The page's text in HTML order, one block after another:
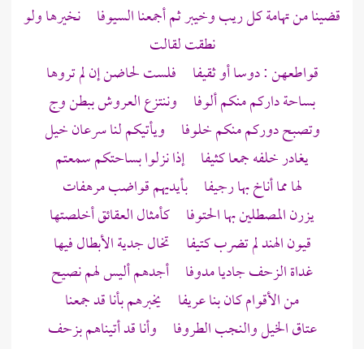
قضينا منتهامةكل ريبوخيبرثم أجمعنا السيوفا نخيرها ولو
نطقت لقالت
قواطعهن : دوسا أو ثقيفا فلست لحاضن إن لم تروها
بساحة داركم منكم ألوفا وننتزع العروش ببطنوج
وتصبح دوركم منكم خلوفا ويأتيكم لنا سرعان خيل
يغادر خلفه جمعا كثيفا إذا نزلوا بساحتكم سمعتم
لها مما أناخ بها رجيفا بأيديهم قواضب مرهفات
يزرن المصطلين بها الحتوفا كأمثال العقائق أخلصتها
قيون الهند لم تضرب كتيفا تخال جدية الأبطال فيها
غداة الزحف جاديا مدوفا أجدهم أليس لهم نصيح
من الأقوام كان بنا عريفا يخبرهم بأنا قد جمعنا
عتاق الخيل والنجب الطروفا وأنا قد أتيناهم بزحف